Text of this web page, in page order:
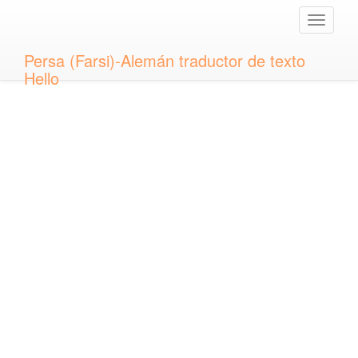
Toggle
Persa (Farsi)-Alemán traductor de texto
Hello